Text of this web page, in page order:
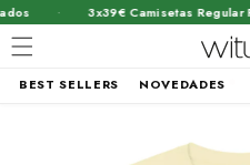
3x39€ Camisetas Regular Fit
BEST SELLERS NOVEDADES